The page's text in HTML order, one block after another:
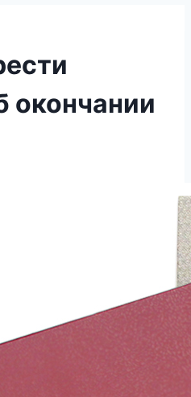
окончании